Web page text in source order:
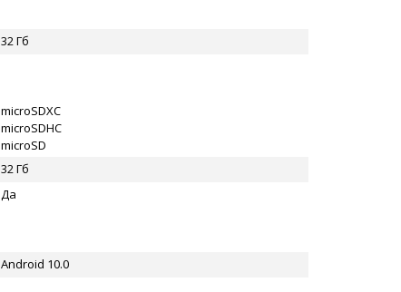
32 Гб
microSDXC
microSDHC
microSD
32 Гб
Да
Android 10.0